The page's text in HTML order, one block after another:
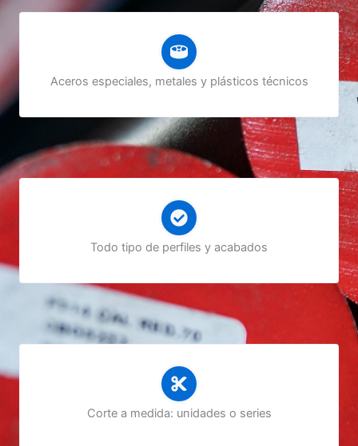
Aceros especiales, metales y plásticos técnicos
Todo tipo de perfiles y acabados
Corte a medida: unidades o series